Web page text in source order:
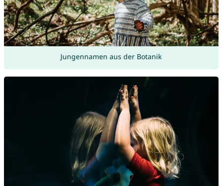
Jungennamen aus der Botanik